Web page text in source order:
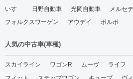
いすゞ
日野自動車 光岡自動車 メルセ
フォルクスワーゲン
アウデイ ボルボ
人気の中古車(車種)
スカイライン ワゴンR ムーヴ ライフ